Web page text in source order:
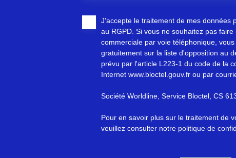
J'accepte le traitement de mes données
au RGPD. Si vous ne souhaitez pas
commerciale par voie téléphonique,
gratuitement sur la liste d'opposition au
prévu par l'article L223-1 du code de la
Internet www.bloctel.gouv.fr ou par
Société Worldline, Service Bloctel, CS
Pour en savoir plus sur le traitement de
veuillez consulter notre politique de